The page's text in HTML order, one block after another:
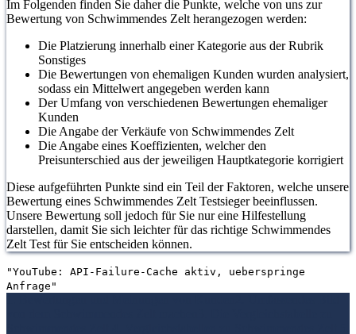
Im Folgenden finden Sie daher die Punkte, welche von uns zur
Bewertung von Schwimmendes Zelt herangezogen werden:
Die Platzierung innerhalb einer Kategorie aus der Rubrik
Sonstiges
Die Bewertungen von ehemaligen Kunden wurden analysiert,
sodass ein Mittelwert angegeben werden kann
Der Umfang von verschiedenen Bewertungen ehemaliger
Kunden
Die Angabe der Verkäufe von Schwimmendes Zelt
Die Angabe eines Koeffizienten, welcher den
Preisunterschied aus der jeweiligen Hauptkategorie korrigiert
Diese aufgeführten Punkte sind ein Teil der Faktoren, welche unsere
Bewertung eines Schwimmendes Zelt Testsieger beeinflussen.
Unsere Bewertung soll jedoch für Sie nur eine Hilfestellung
darstellen, damit Sie sich leichter für das richtige Schwimmendes
Zelt Test für Sie entscheiden können.
"YouTube: API-Failure-Cache aktiv, ueberspringe
Anfrage"